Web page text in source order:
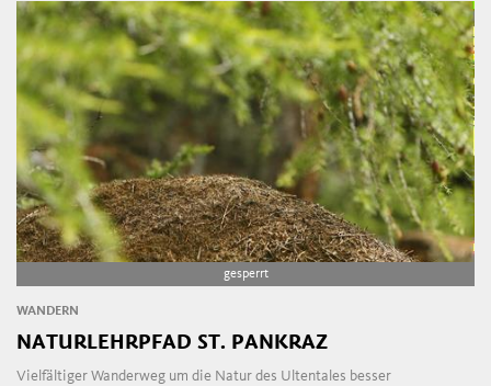
gesperrt
WANDERN
NATURLEHRPFAD ST. PANKRAZ
Vielfältiger Wanderweg um die Natur des Ultentales besser